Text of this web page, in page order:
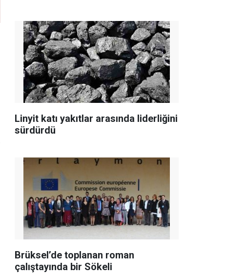
Linyit katı yakıtlar arasında liderliğini
sürdürdü
Brüksel’de toplanan roman
çalıştayında bir Sökeli